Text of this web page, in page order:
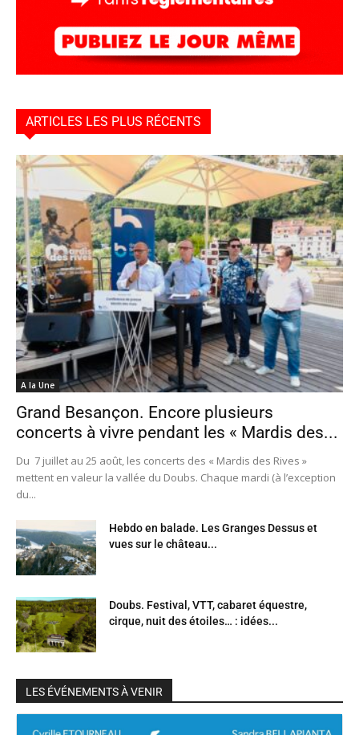
ARTICLES LES PLUS RÉCENTS
A la Une
Grand Besançon. Encore plusieurs
concerts à vivre pendant les « Mardis des...
Du 7 juillet au 25 août, les concerts des « Mardis des Rives »
mettent en valeur la vallée du Doubs. Chaque mardi (à l’exception
du...
Hebdo en balade. Les Granges Dessus et
vues sur le château...
Doubs. Festival, VTT, cabaret équestre,
cirque, nuit des étoiles… : idées...
LES ÉVÉNEMENTS À VENIR